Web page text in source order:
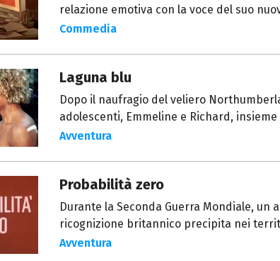
relazione emotiva con la voce del suo
Commedia
Laguna blu
Dopo il naufragio del veliero
adolescenti, Emmeline e Richard, insieme
Avventura
Probabilità zero
Durante la Seconda Guerra Mondiale, un
ricognizione britannico precipita nei
Avventura